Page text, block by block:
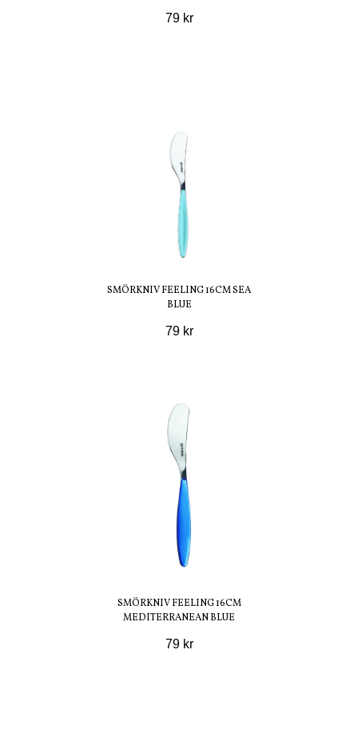
79 kr
SMÖRKNIV FEELING 16CM SEA
BLUE
79 kr
SMÖRKNIV FEELING 16CM
MEDITERRANEAN BLUE
79 kr